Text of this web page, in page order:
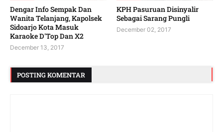
Dengar Info Sempak Dan
Wanita Telanjang, Kapolsek
Sidoarjo Kota Masuk
Karaoke D'Top Dan X2
December 13, 2017
KPH Pasuruan Disinyalir
Sebagai Sarang Pungli
December 02, 2017
POSTING KOMENTAR